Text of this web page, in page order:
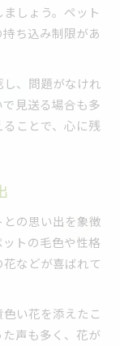
しょう。ペット
ち込み制限があ
、問題がなけれ
見送る場合も多
ことで、心に残
の思い出を象徴
トの毛色や性格
などが喜ばれて
い花を添えたこ
声も多く、花が